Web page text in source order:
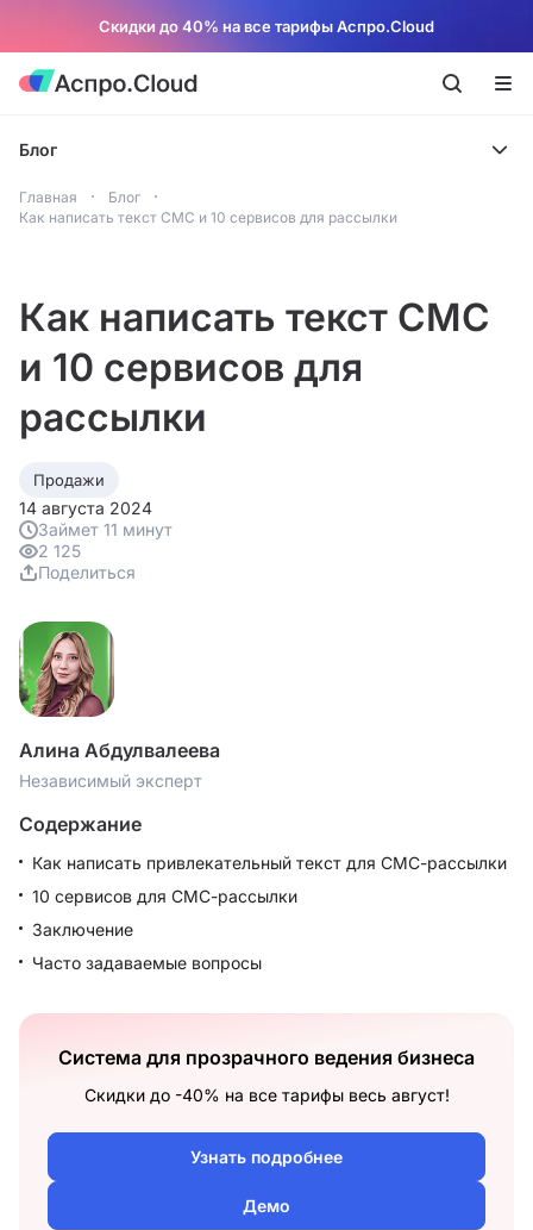
Скидки до 40% на все тарифы Аспро.Cloud
Блог
Главная
Блог
Как написать текст СМС и 10 сервисов для рассылки
Как написать текст СМС
и 10 сервисов для
рассылки
Продажи
14 августа 2024
Займет 11 минут
2 125
Поделиться
Алина Абдулвалеева
Независимый эксперт
Содержание
Как написать привлекательный текст для СМС-рассылки
10 сервисов для СМС-рассылки
Заключение
Часто задаваемые вопросы
Система для прозрачного ведения бизнеса
Скидки до -40% на все тарифы весь август!
Узнать подробнее
Демо